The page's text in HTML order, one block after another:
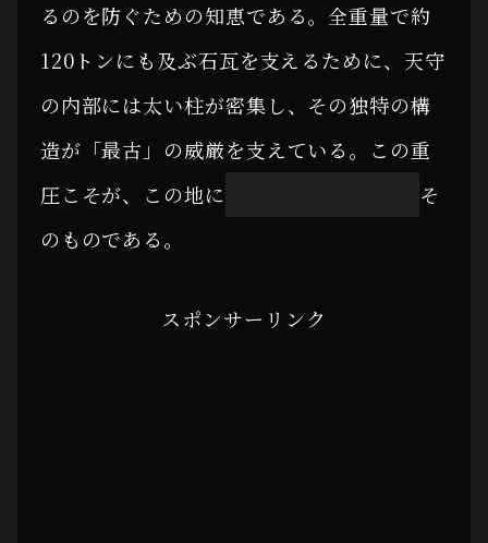
るのを防ぐための知恵である。全重量で約
120トンにも及ぶ石瓦を支えるために、天守
の内部には太い柱が密集し、その独特の構
造が「最古」の威厳を支えている。この重
圧こそが、この地に
そ
のものである。
スポンサーリンク